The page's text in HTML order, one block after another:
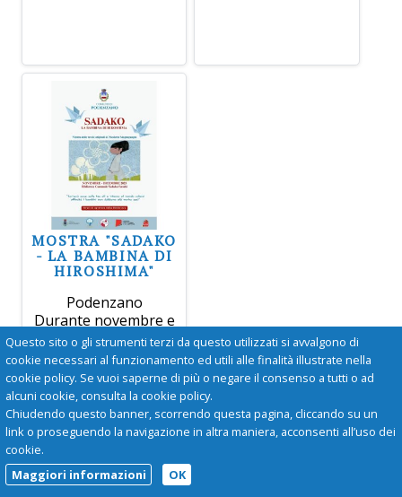
MOSTRA "SADAKO
- LA BAMBINA DI
HIROSHIMA"
Podenzano
Durante novembre e
dicembre, disponibile
la mostra "Sadako -
La bambina di
Hiroshima".
Questo sito o gli strumenti terzi da questo utilizzati si avvalgono di
cookie necessari al funzionamento ed utili alle finalità illustrate nella
cookie policy. Se vuoi saperne di più o negare il consenso a tutti o ad
alcuni cookie, consulta la cookie policy.
Chiudendo questo banner, scorrendo questa pagina, cliccando su un
link o proseguendo la navigazione in altra maniera, acconsenti all’uso dei
cookie.
Maggiori informazioni
OK